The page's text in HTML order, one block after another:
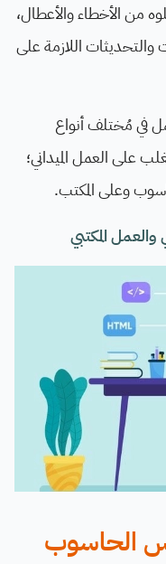
من الأخطاء والأعطال،
والتحديثات اللازمة على
في مُختلف أنواع
على العمل الميداني؛
وعلى المكتب.
المكتبي
الحاسوب